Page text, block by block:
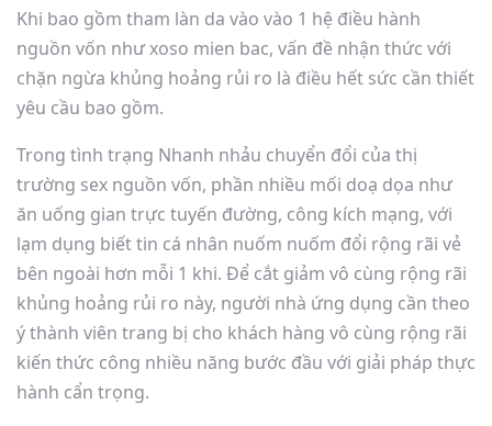
Khi bao gồm tham làn da vào vào 1 hệ điều hành
nguồn vốn như xoso mien bac, vấn đề nhận thức với
chặn ngừa khủng hoảng rủi ro là điều hết sức cần thiết
yêu cầu bao gồm.
Trong tình trạng Nhanh nhảu chuyển đổi của thị
trường sex nguồn vốn, phần nhiều mối doạ dọa như
ăn uống gian trực tuyến đường, công kích mạng, với
lạm dụng biết tin cá nhân nuốm nuốm đổi rộng rãi vẻ
bên ngoài hơn mỗi 1 khi. Để cắt giảm vô cùng rộng rãi
khủng hoảng rủi ro này, người nhà ứng dụng cần theo
ý thành viên trang bị cho khách hàng vô cùng rộng rãi
kiến thức công nhiều năng bước đầu với giải pháp thực
hành cẩn trọng.